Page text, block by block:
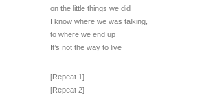
on the little things we did
I know where we was talking,
to where we end up
It’s not the way to live
[Repeat 1]
[Repeat 2]